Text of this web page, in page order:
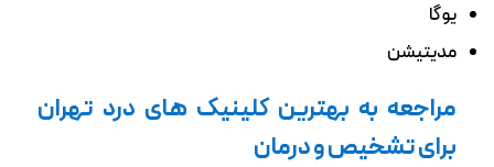
یوگا
مدیتیشن
مراجعه به بهترین کلینیک های درد تهران
برای تشخیص و درمان